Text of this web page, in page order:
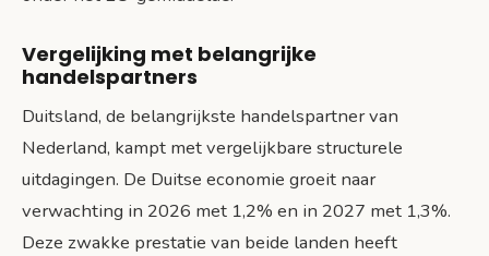
Vergelijking met belangrijke
handelspartners
Duitsland, de belangrijkste handelspartner van
Nederland, kampt met vergelijkbare structurele
uitdagingen. De Duitse economie groeit naar
verwachting in 2026 met 1,2% en in 2027 met 1,3%.
Deze zwakke prestatie van beide landen heeft